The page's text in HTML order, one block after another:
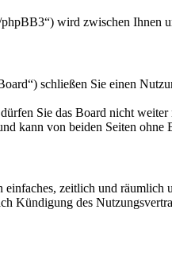
wird zwischen Ihnen
schließen Sie einen
Sie das Board nicht
kann von beiden Seiten
zeitlich und
Kündigung des